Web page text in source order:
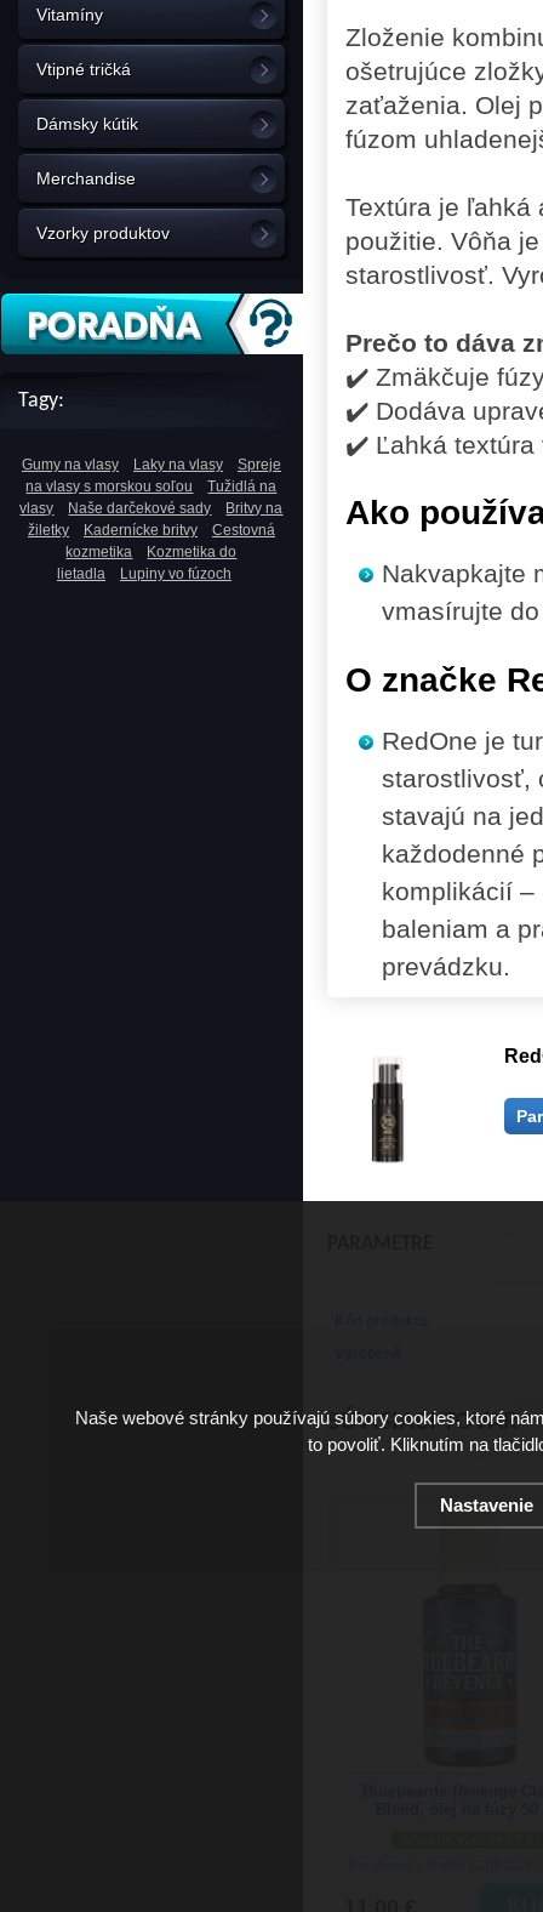
Vitamíny
Vtipné tričká
Dámsky kútik
Merchandise
Vzorky produktov
Tagy:
Gumy na vlasy Laky na vlasy
Spreje
na vlasy s morskou soľou
Tužidlá na
vlasy
Naše darčekové sady
Britvy na
žiletky
Kadernícke britvy
Cestovná
kozmetika
Kozmetika do
lietadla
Lupiny vo fúzoch
Zloženie
ošetrujúce
zaťaženia. Olej
fúzom
Textúra je ľahká
použitie. Vôňa
starostlivosť.
Prečo to dáva
✔️ Zmäkčuje
✔️ Dodáva
✔️ Ľahká textúra
Ako
Nakvapkajte
vmasírujte
O značke
RedOne je
starostlivosť,
stavajú na
každodenné
komplikácií –
baleniam a
prevádzku.
SÚVISIACI TOVAR
Naše webové stránky používajú súbory cookies, ktoré
to povoliť. Kliknutím na
Nastavenie